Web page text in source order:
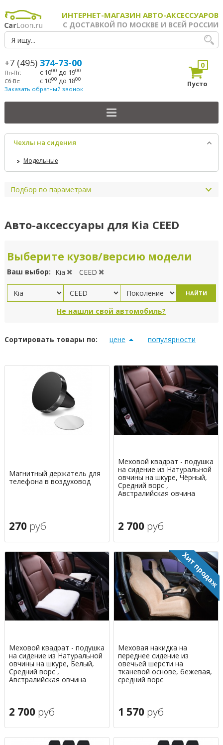
ИНТЕРНЕТ-МАГАЗИН АВТО-АКСЕССУАРОВ
С ДОСТАВКОЙ ПО МОСКВЕ И ВСЕЙ РОССИИ
+7 (495) 374-73-00
Пн-Пт: с 1000 до 1900
Сб-Вс: с 1000 до 1800
Заказать обратный звонок
0
Пусто
Чехлы на сидения
Модельные
Подбор по параметрам
Авто-аксессуары для Kia CEED
Выберите кузов/версию модели
Ваш выбор: Kia CEED
НАЙТИ
Не нашли свой автомобиль?
Сортировать товары по: цене популярности
Магнитный держатель для
телефона в воздуховод
270 руб
Меховой квадрат - подушка
на сидение из Натуральной
овчины на шкуре, Чёрный,
Средний ворс ,
Австралийская овчина
2 700 руб
Меховой квадрат - подушка
на сидение из Натуральной
овчины на шкуре, Белый,
Средний ворс ,
Австралийская овчина
2 700 руб
Меховая накидка на
переднее сидение из
овечьей шерсти на
тканевой основе, бежевая,
средний ворс
1 570 руб